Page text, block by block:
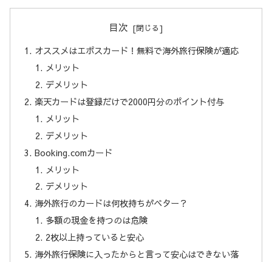
目次
オススメはエポスカード！無料で海外旅行保険が適応
メリット
デメリット
楽天カードは登録だけで2000円分のポイント付与
メリット
デメリット
Booking.comカード
メリット
デメリット
海外旅行のカードは何枚持ちがベター？
多額の現金を持つのは危険
2枚以上持っていると安心
海外旅行保険に入ったからと言って安心はできない落